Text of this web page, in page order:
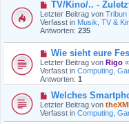
i
t
r
N
e
u
e
r
B
e
i
t
r
a
g
TV/Kino/.. -
Letzter Beitrag von Tribun
Verfasst in Musik, TV &
Antworten: 235
N
e
u
e
r
B
e
i
t
Wie sieht eure
Letzter Beitrag von Rigo «
Verfasst in Computing,
Antworten: 1
N
e
u
e
Welches
Letzter Beitrag von
Verfasst in Computing,